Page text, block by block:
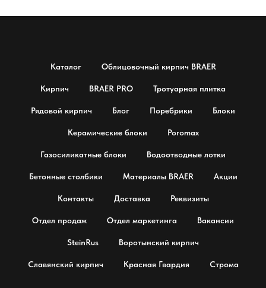
Каталог Облицовочный кирпич BRAER
Кирпич BRAER PRO Тротуарная плитка
Рядовой кирпич Блог Поребрики Блоки
Керамические блоки Poromax
Газосиликатные блоки Водоотводные лотки
Бетонные столбики Материалы BRAER Акции
Контакты Доставка Реквизиты
Отдел продаж Отдел маркетинга Вакансии
SteinRus Воротынский кирпич
Славянский кирпич Красная Гвардия Строма